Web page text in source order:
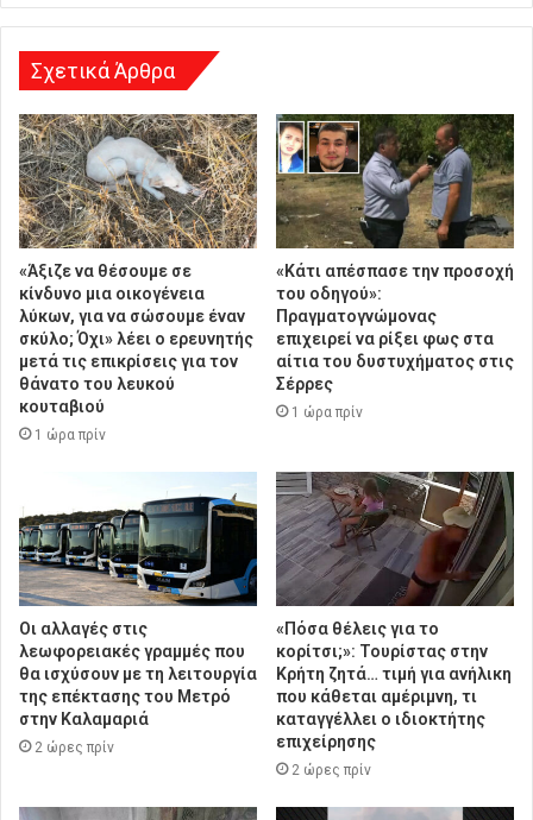
η
Σχετικά Άρθρα
«Άξιζε να θέσουμε σε
κίνδυνο μια οικογένεια
λύκων, για να σώσουμε έναν
σκύλο; Όχι» λέει ο ερευνητής
μετά τις επικρίσεις για τον
θάνατο του λευκού
κουταβιού
1 ώρα πρίν
«Κάτι απέσπασε την προσοχή
του οδηγού»:
Πραγματογνώμονας
επιχειρεί να ρίξει φως στα
αίτια του δυστυχήματος στις
Σέρρες
1 ώρα πρίν
Οι αλλαγές στις
λεωφορειακές γραμμές που
θα ισχύσουν με τη λειτουργία
της επέκτασης του Μετρό
στην Καλαμαριά
2 ώρες πρίν
«Πόσα θέλεις για το
κορίτσι;»: Τουρίστας στην
Κρήτη ζητά… τιμή για ανήλικη
που κάθεται αμέριμνη, τι
καταγγέλλει ο ιδιοκτήτης
επιχείρησης
2 ώρες πρίν